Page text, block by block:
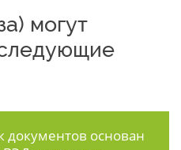
могут
основан